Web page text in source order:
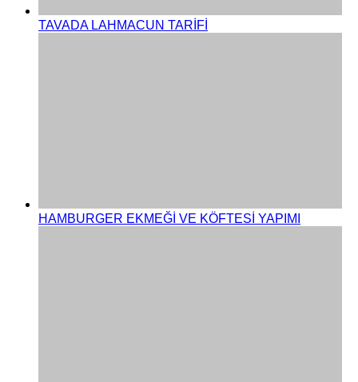
TAVADA LAHMACUN TARİFİ
HAMBURGER EKMEĞİ VE KÖFTESİ YAPIMI